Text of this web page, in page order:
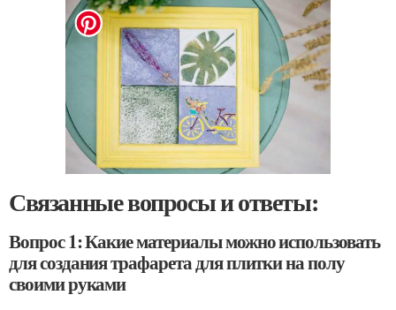
Связанные вопросы и ответы:
Вопрос 1: Какие материалы можно использовать
для создания трафарета для плитки на полу
своими руками